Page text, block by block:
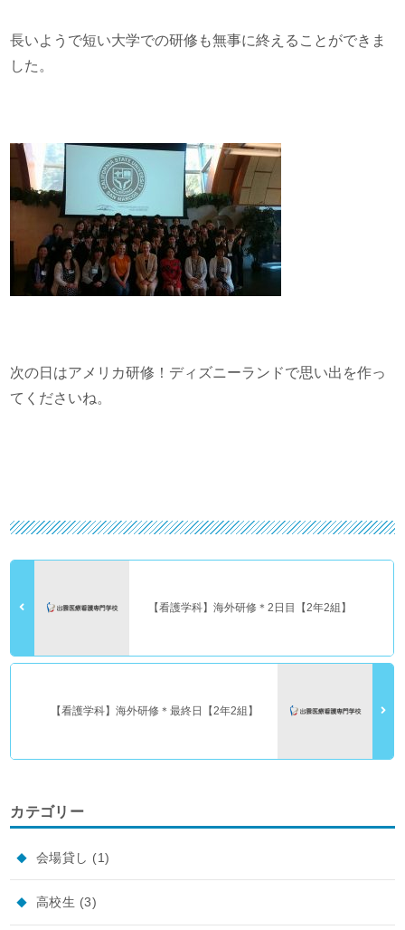
長いようで短い大学での研修も無事に終えることができま
した。
次の日はアメリカ研修！ディズニーランドで思い出を作っ
てくださいね。
【看護学科】海外研修＊2日目【2年2組】
【看護学科】海外研修＊最終日【2年2組】
カテゴリー
会場貸し (1)
高校生 (3)